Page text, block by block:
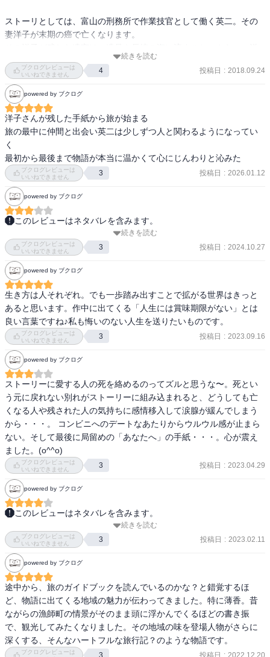
ストーリとしては、富山の刑務所で作業技官として働く英二。その
妻洋子が末期の癌で亡くなります。
子の故郷の郵便局留めになっている、もう一通の遺言書を受け取る
こと。
亡き妻の思いを知るために、英二は富山から長崎まで自家製キャン
ピングカーで旅にでます。
そして、英二がその旅の途中で出会った人たち。彼らとの交流の中
で、彼らの人生に影響を及ぼしていきます。
そうした旅の中で、長崎で受け取った妻の思い。
これがまた心打ちます!!
洋子の座右の銘
「他人と過去は変えられないけれど、自分と未来は変えられる」
「人生には賞味期限がない」
がじんわり伝わってきます。
さらに、要所要所で出てくる山頭火の句の数々が、物語のアクセン
トになっていると思います。
最後、英二が命について気がついたこと
「命とは、時間のことなのだと。
だから、私は、残された時間を大切にする。
時間を大切にするとは、命を大切にすることなのだ。」
当り前な事ですが、振り返って自分は時間を(命を)大切にしているの
でしょうか..
とても良い物語でした。
映画みなくっちゃ。
お勧め
続きを読む
ブクログレビューは
いいねできません
4 投稿日 : 2018.09.24
powered by ブクログ
洋子さんが残した手紙から旅が始まる
旅の最中に仲間と出会い英二は少しずつ人と関わるようになってい
く
最初から最後まで物語が本当に温かくて心にじんわりと沁みた
ブクログレビューは
いいねできません
3 投稿日 : 2026.01.12
powered by ブクログ
このレビューはネタバレを含みます。
いずれ夫婦のうちのどちらかが先にこの世を去ってしまう。
先立つ側が何を残し、遺された側が何を受け取るか。
別れの悲しさの中に、倉島夫妻のお互いを想う気持ちがぎゅっと込
められていて、胸が苦しくなったり温かくなったりと、情緒が揺さ
ぶられる。
私の何となくの理想は散骨だったけれど、遺族の負担は結構大きい
のだと知った。（亡くなった人の骨を砕いて粉々にしなければなら
ないという心理的な負担と、船を出して海に撒かなければならない
身体的・時間的な負担）
でもその旅を通して、最初の章では点でしかなかった色んな人たち
の人生が、線になって繋がっていく様子は、洋子が遺した奇跡なの
だと感動した。
最後に倉島さんが到達した境地（命を大事に生きることは、時間を
大事に過ごすことだということ）は、今後の自分の人生においても
大切にしたい。
死んだ後に遺すものも一世一代のことで大事だけれど、その前に一
緒に過ごした時間の中に光るものがあるからこそ、その人への気持
ちがきちんと伝わるのだと、この話から学んだから。
続きを読む
ブクログレビューは
いいねできません
3 投稿日 : 2024.10.27
powered by ブクログ
生き方は人それぞれ。でも一歩踏み出すことで拡がる世界はきっと
あると思います。作中に出てくる「人生には賞味期限がない」とは
良い言葉ですね♪私も悔いのない人生を送りたいものです。
ブクログレビューは
いいねできません
3 投稿日 : 2023.09.16
powered by ブクログ
ストーリーに愛する人の死を絡めるのってズルと思うな〜。死とい
う元に戻れない別れがストーリーに組み込まれると、どうしても亡
くなる人や残された人の気持ちに感情移入して涙腺が緩んでしまう
から・・・。 コンビニへのデートなあたりからウルウル感が止まら
ない。そして最後に局留めの「あなたへ」の手紙・・・。心が震え
ました。(o^^o)
ブクログレビューは
いいねできません
3 投稿日 : 2023.04.29
powered by ブクログ
このレビューはネタバレを含みます。
年を取ってから奥さんを亡くした男性が人生の意味を考える旅に出
る話。
それにしても素敵な奥さんですね。
こういう本を読むと出会いって良いなと思います。
続きを読む
ブクログレビューは
いいねできません
3 投稿日 : 2023.02.11
powered by ブクログ
途中から、旅のガイドブックを読んでいるのかな？と錯覚するほ
ど、物語に出てくる地域の魅力が伝わってきました。特に薄香。昔
ながらの漁師町の情景がそのまま頭に浮かんでくるほどの書き振
で、観光してみたくなりました。その地域の味を登場人物がさらに
深くする、そんなハートフルな旅行記？のような物語です。
ブクログレビューは
3 投稿日 : 2022.12.20